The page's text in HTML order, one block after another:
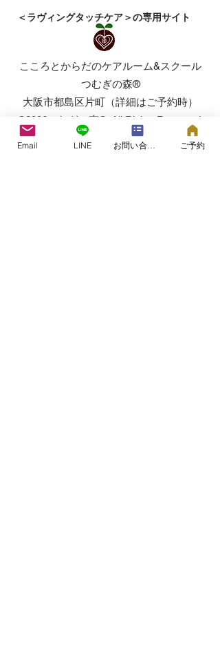
＜ラヴィングタッチケア＞の専用サイト
こころとからだのケアルーム&スクール
つむぎの森®
​​大阪市都島区片町（詳細はご予約時）
©2006つむぎの森®.
All Rights Reserved.​
Email LINE お問い合わせフォーム ご予約